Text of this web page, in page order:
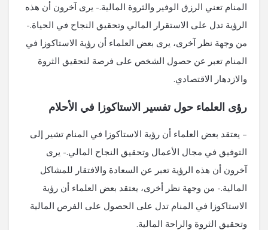
المنام تعني الرزق الوفير والثروة المالية.- يرى آخرون أن هذه
الرؤية تدل على الاستقرار المالي وتحقيق النجاح في الحياة.-
من وجهة نظر آخرى، يرى بعض العلماء أن رؤية الاستاكوزا في
المنام تعبر عن حصول الشخص على فرصة لتحقيق الثروة
والازدهار الاقتصادي.
رؤى العلماء حول تفسير الاستاكوزا في الأحلام
– يعتقد بعض العلماء أن رؤية الاستاكوزا في المنام تشير إلى
التوفيق في مجال الأعمال وتحقيق النجاح المالي.- يرى
آخرون أن هذه الرؤية تعبر عن السعادة والافتقار للمشاكل
المالية.- من وجهة نظر أخرى، يعتقد بعض العلماء أن رؤية
الاستاكوزا في المنام تدل على الحصول على الفرص المالية
وتحقيق الثروة والراحة المالية.